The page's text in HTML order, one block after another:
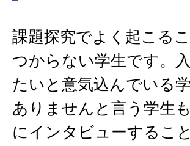
課題探究でよく起こる
つからない学生です。
たいと意気込んでいる
ありませんと言う学生
にインタビューするこ